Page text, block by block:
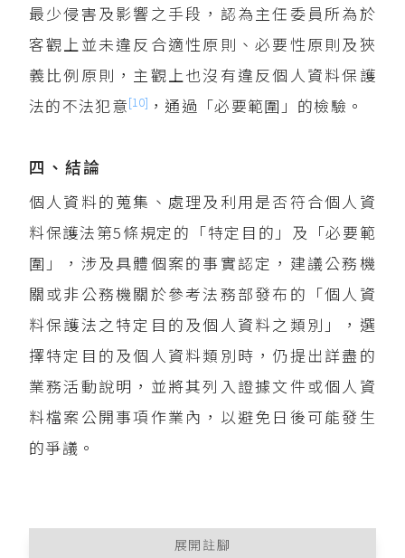
最少侵害及影響之手段，認為主任委員所為於
客觀上並未違反合適性原則、必要性原則及狹
義比例原則，主觀上也沒有違反個人資料保護
法的不法犯意[10] ，通過「必要範圍」的檢驗。
四、結論
個人資料的蒐集、處理及利用是否符合個人資
料保護法第5條規定的「特定目的」及「必要範
圍」，涉及具體個案的事實認定，建議公務機
關或非公務機關於參考法務部發布的「個人資
料保護法之特定目的及個人資料之類別」，選
擇特定目的及個人資料類別時，仍提出詳盡的
業務活動說明，並將其列入證據文件或個人資
料檔案公開事項作業內，以避免日後可能發生
的爭議。
展開註腳